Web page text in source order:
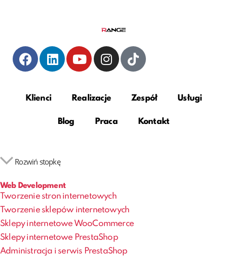
Klienci Realizacje Zespół Usługi
Blog Praca Kontakt
Rozwiń stopkę
Web Development
Tworzenie stron internetowych
Tworzenie sklepów internetowych
Sklepy internetowe WooCommerce
Sklepy internetowe PrestaShop
Administracja i serwis PrestaShop